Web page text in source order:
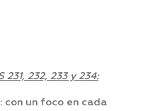
231, 232, 233 y 234:
con un foco en cada